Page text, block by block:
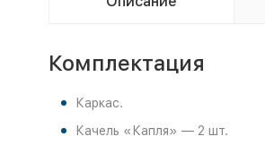
Комплектация
Каркас.
Качель «Капля» — 2 шт.